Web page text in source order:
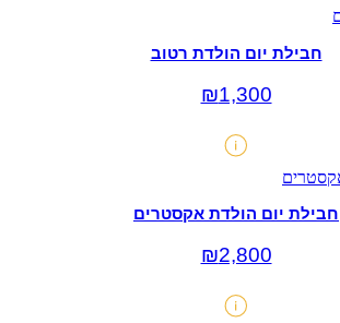
חבילת יום הולדת רטוב
₪1,300
חבילת יום הולדת אקסטרים
₪2,800